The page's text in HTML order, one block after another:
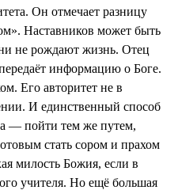
Он отмечает разницу
Наставников может быть
не рождают жизнь. Отец
информацию о Боге.
Его авторитет не в
И единственный способ
— пойти тем же путем,
стать сором и прахом
милость Божия, если в
учителя. Но ещё большая